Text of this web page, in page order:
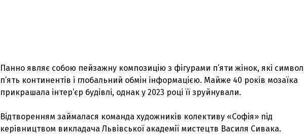
Панно являє собою пейзажну композицію з фігурами п’яти жінок, які
п’ять континентів і глобальний обмін інформацією. Майже 40 років мозаїка
прикрашала інтер’єр будівлі, однак у 2023 році її зруйнували.
Відтворенням займалася команда художників колективу «Софія» під
керівництвом викладача Львівської академії мистецтв Василя Сивака.